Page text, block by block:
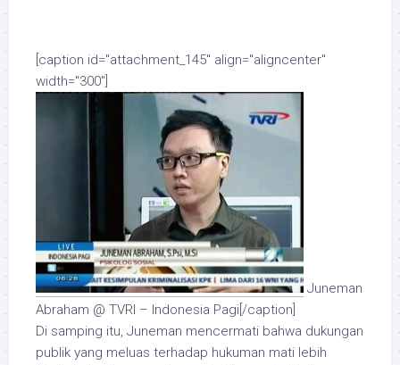
[caption id="attachment_145" align="aligncenter"
width="300"]
Juneman
Abraham @ TVRI – Indonesia Pagi[/caption]
Di samping itu, Juneman mencermati bahwa dukungan
publik yang meluas terhadap hukuman mati lebih